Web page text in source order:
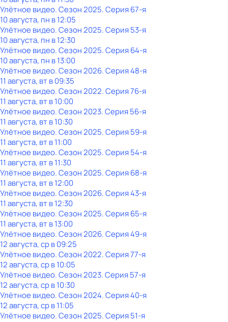
Улётное видео. Сезон 2025. Серия 67-я
10 августа, пн в 12:05
Улётное видео. Сезон 2025. Серия 53-я
10 августа, пн в 12:30
Улётное видео. Сезон 2025. Серия 64-я
10 августа, пн в 13:00
Улётное видео. Сезон 2026. Серия 48-я
11 августа, вт в 09:35
Улётное видео. Сезон 2022. Серия 76-я
11 августа, вт в 10:00
Улётное видео. Сезон 2023. Серия 56-я
11 августа, вт в 10:30
Улётное видео. Сезон 2025. Серия 59-я
11 августа, вт в 11:00
Улётное видео. Сезон 2025. Серия 54-я
11 августа, вт в 11:30
Улётное видео. Сезон 2025. Серия 68-я
11 августа, вт в 12:00
Улётное видео. Сезон 2026. Серия 43-я
11 августа, вт в 12:30
Улётное видео. Сезон 2025. Серия 65-я
11 августа, вт в 13:00
Улётное видео. Сезон 2026. Серия 49-я
12 августа, ср в 09:25
Улётное видео. Сезон 2022. Серия 77-я
12 августа, ср в 10:05
Улётное видео. Сезон 2023. Серия 57-я
12 августа, ср в 10:30
Улётное видео. Сезон 2024. Серия 40-я
12 августа, ср в 11:05
Улётное видео. Сезон 2025. Серия 51-я